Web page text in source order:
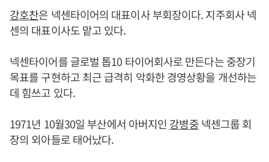
강호찬은 넥센타이어의 대표이사 부회장이다. 지주회사 넥
센의 대표이사도 맡고 있다.
넥센타이어를 글로벌 톱10 타이어회사로 만든다는 중장기
목표를 구현하고 최근 급격히 악화한 경영상황을 개선하는
데 힘쓰고 있다.
1971년 10월30일 부산에서 아버지인 강병중넥센그룹 회
장의 외아들로 태어났다.